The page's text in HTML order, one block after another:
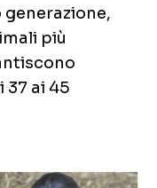
più
37 ai 45